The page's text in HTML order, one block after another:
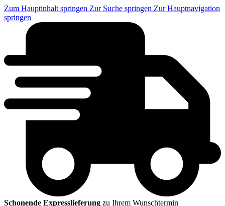
Zum Hauptinhalt springen Zur Suche springen Zur Hauptnavigation
springen
Schonende Expresslieferung zu Ihrem Wunschtermin